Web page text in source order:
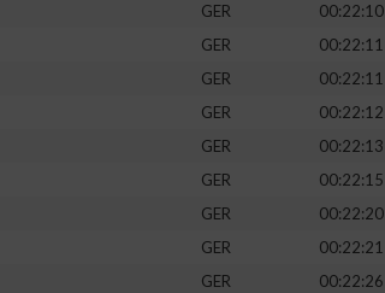
GER
00:22:10
GER
00:22:11
GER
00:22:11
GER
00:22:12
GER
00:22:13
GER
00:22:15
GER
00:22:20
GER
00:22:21
GER
00:22:26